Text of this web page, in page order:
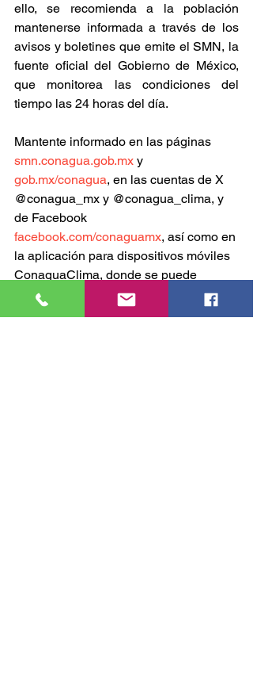
ello, se recomienda a la población
mantenerse informada a través de los
avisos y boletines que emite el SMN, la
fuente oficial del Gobierno de México,
que monitorea las condiciones del
tiempo las 24 horas del día.
Mantente informado en las páginas
smn.conagua.gob.mx y
gob.mx/conagua, en las cuentas de X
@conagua_mx y @conagua_clima, y
de Facebook
facebook.com/conaguamx, así como en
la aplicación para dispositivos móviles
ConaguaClima, donde se puede
consultar el pronóstico por municipio